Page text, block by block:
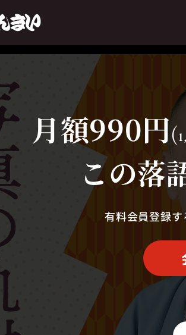
芸人からさがす
演目
上演時間か
月額990円(
この落
有料会員登録す